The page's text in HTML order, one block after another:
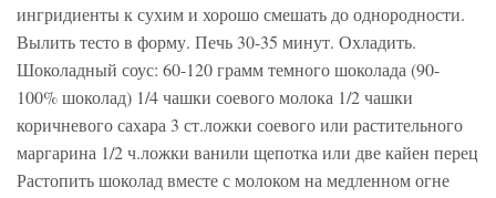
ингридиенты к сухим и хорошо смешать до однородности.
Вылить тесто в форму. Печь 30-35 минут. Охладить.
Шоколадный соус: 60-120 грамм темного шоколада (90-
100% шоколад) 1/4 чашки соевого молока 1/2 чашки
коричневого сахара 3 ст.ложки соевого или растительного
маргарина 1/2 ч.ложки ванили щепотка или две кайен перец
Растопить шоколад вместе с молоком на медленном огне